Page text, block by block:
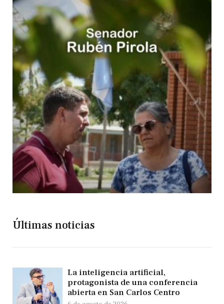
Últimas noticias
La inteligencia artificial,
protagonista de una conferencia
abierta en San Carlos Centro